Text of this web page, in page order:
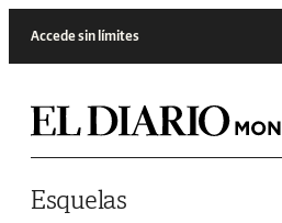
Accede sin límites
Esquelas